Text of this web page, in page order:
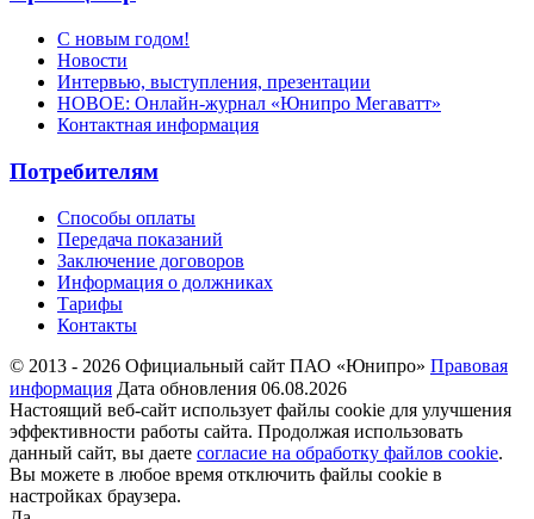
С новым годом!
Новости
Интервью, выступления, презентации
НОВОЕ: Онлайн-журнал «Юнипро Мегаватт»
Контактная информация
Потребителям
Способы оплаты
Передача показаний
Заключение договоров
Информация о должниках
Тарифы
Контакты
© 2013 - 2026 Официальный сайт ПАО «Юнипро» Правовая
информация Дата обновления 06.08.2026
Настоящий веб-сайт использует файлы cookie для улучшения
эффективности работы сайта. Продолжая использовать
данный сайт, вы даете согласие на обработку файлов cookie.
Вы можете в любое время отключить файлы cookie в
настройках браузера.